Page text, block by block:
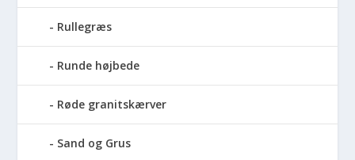
Rullegræs
Runde højbede
Røde granitskærver
Sand og Grus